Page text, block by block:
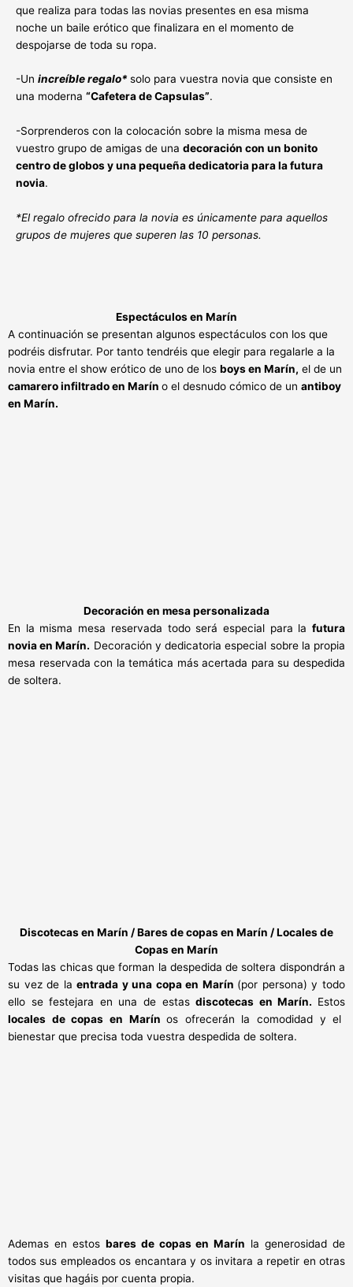
que realiza para todas las novias presentes en esa misma
noche un baile erótico que finalizara en el momento de
despojarse de toda su ropa.
-Un increíble regalo* solo para vuestra novia que consiste en
una moderna “Cafetera de Capsulas”.
-Sorprenderos con la colocación sobre la misma mesa de
vuestro grupo de amigas de una decoración con un bonito
centro de globos y una pequeña dedicatoria para la futura
novia.
*El regalo ofrecido para la novia es únicamente para aquellos
grupos de mujeres que superen las 10 personas.
Espectáculos en Marín
A continuación se presentan algunos espectáculos con los que
podréis disfrutar. Por tanto tendréis que elegir para regalarle a la
novia entre el show erótico de uno de los boys en Marín, el de un
camarero infiltrado en Marín o el desnudo cómico de un antiboy
en Marín.
Decoración en mesa personalizada
En la misma mesa reservada todo será especial para la futura
novia en Marín. Decoración y dedicatoria especial sobre la propia
mesa reservada con la temática más acertada para su despedida
de soltera.
Discotecas en Marín / Bares de copas en Marín / Locales de
Copas en Marín
Todas las chicas que forman la despedida de soltera dispondrán a
su vez de laentrada y una copa en Marín (por persona) y todo
ello se festejara en una de estasdiscotecas en Marín. Estos
locales de copas en Marínos ofrecerán la comodidad y el
bienestar que precisa toda vuestra despedida de soltera.
Ademas en estos bares de copas enMarín la generosidad de
todos sus empleados os encantara y os invitara a repetir en otras
visitas que hagáis por cuenta propia.